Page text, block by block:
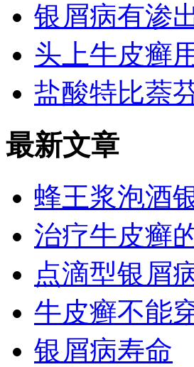
银屑病有渗
头上牛皮癣
盐酸特比萘
最新文章
蜂王浆泡酒
治疗牛皮癣
点滴型银屑
牛皮癣不能
银屑病寿命